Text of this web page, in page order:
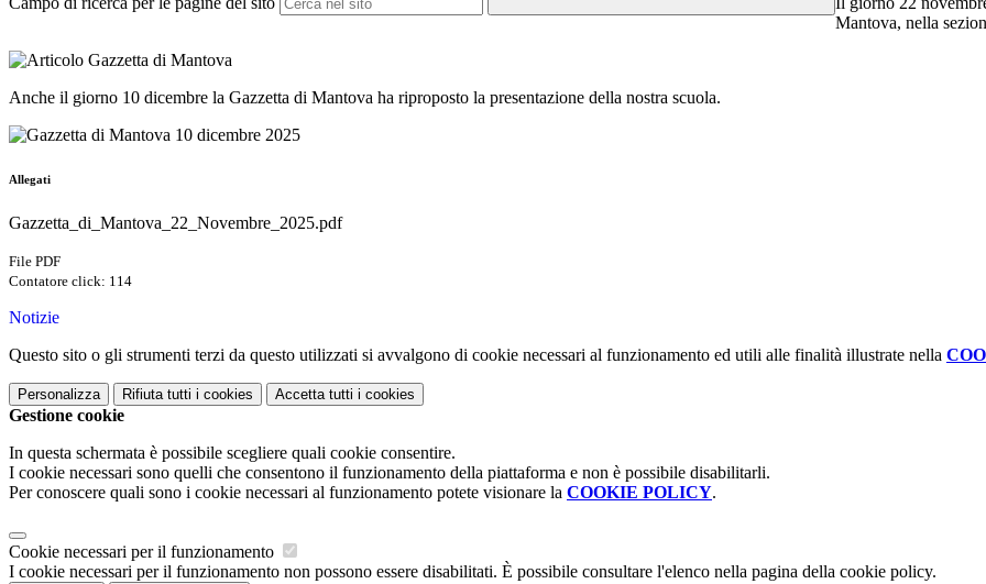
Mantova, nella
Anche il giorno 10 dicembre la Gazzetta di Mantova ha riproposto la presentazione della nostra scuola.
Allegati
Gazzetta_di_Mantova_22_Novembre_2025.pdf
File PDF
Contatore click: 114
Notizie
Questo sito o gli strumenti terzi da questo utilizzati si avvalgono di cookie necessari al funzionamento ed utili alle finalità illustrate nella
Personalizza Rifiuta tutti i cookies Accetta tutti i cookies
Gestione cookie
In questa schermata è possibile scegliere quali cookie consentire.
I cookie necessari sono quelli che consentono il funzionamento della piattaforma e non è possibile disabilitarli.
Per conoscere quali sono i cookie necessari al funzionamento potete visionare la COOKIE POLICY.
Cookie necessari per il funzionamento
I cookie necessari per il funzionamento non possono essere disabilitati. È possibile consultare l'elenco nella pagina della cookie policy.